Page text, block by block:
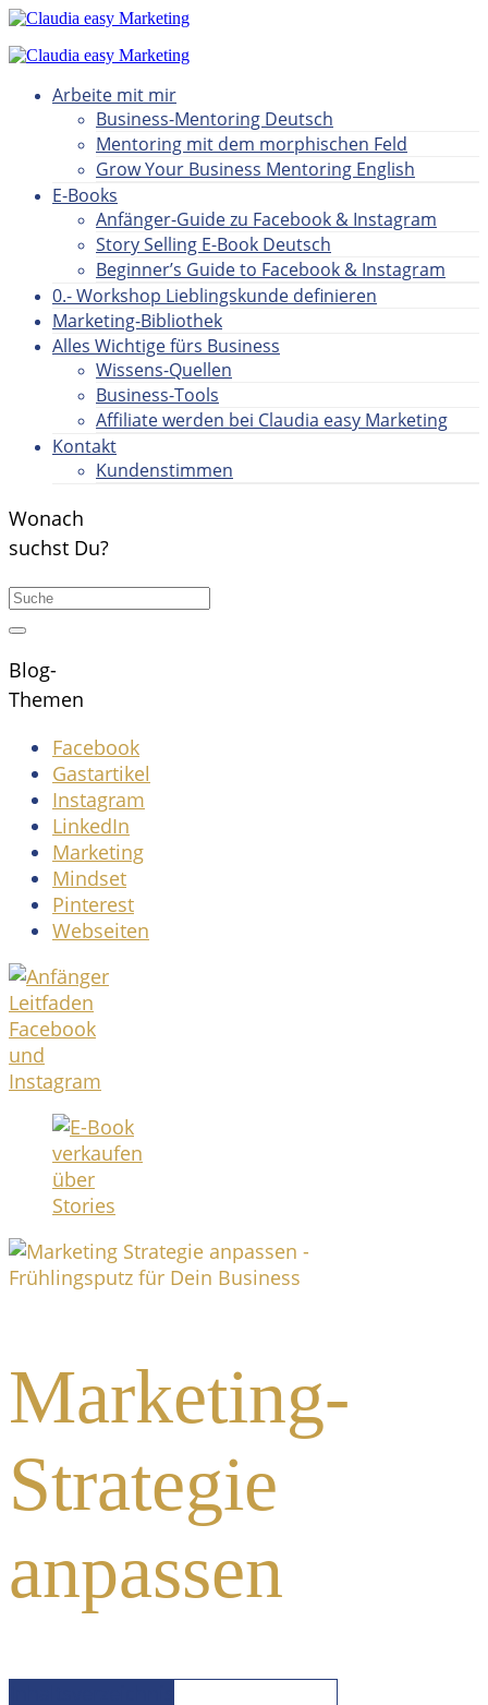
Arbeite mit mir
Business-Mentoring Deutsch
Mentoring mit dem morphischen Feld
Grow Your Business Mentoring English
E-Books
Anfänger-Guide zu Facebook & Instagram
Story Selling E-Book Deutsch
Beginner’s Guide to Facebook & Instagram
0.- Workshop Lieblingskunde definieren
Marketing-Bibliothek
Alles Wichtige fürs Business
Wissens-Quellen
Business-Tools
Affiliate werden bei Claudia easy Marketing
Kontakt
Kundenstimmen
Wonach
suchst Du?
Blog-
Themen
Facebook
Gastartikel
Instagram
LinkedIn
Marketing
Mindset
Pinterest
Webseiten
Marketing-
Strategie
anpassen